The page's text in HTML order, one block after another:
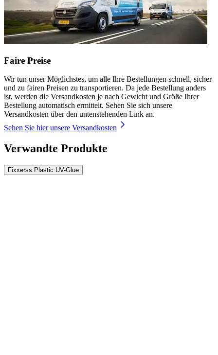
Faire Preise
Wir tun unser Möglichstes, um alle Ihre Bestellungen schnell, sicher
und zu fairen Preisen zu transportieren. Da jede Bestellung anders
ist, werden die Versandkosten je nach Gewicht und Größe Ihrer
Bestellung automatisch ermittelt. Sehen Sie sich unsere
Versandkosten über den untenstehenden Link an.
Sehen Sie hier unsere Versandkosten
Verwandte Produkte
Fixxerss Plastic UV-Glue